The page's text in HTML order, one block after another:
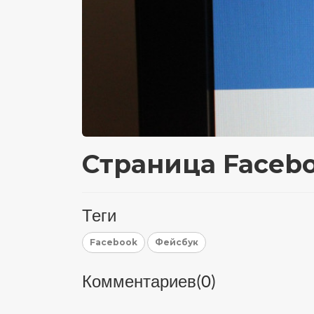
Страница
Теги
Facebook Фейсбук
Комментариев(0)